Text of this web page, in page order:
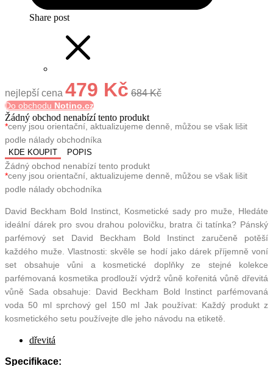
Share post
nejlepší cena 479 Kč 684 Kč
Do obchodu Notino.cz
Žádný obchod nenabízí tento produkt
*ceny jsou orientační, aktualizujeme denně, můžou se však lišit
podle nálady obchodníka
KDE KOUPIT POPIS
Žádný obchod nenabízí tento produkt
*ceny jsou orientační, aktualizujeme denně, můžou se však lišit
podle nálady obchodníka
David Beckham Bold Instinct, Kosmetické sady pro muže, Hledáte
ideální dárek pro svou drahou polovičku, bratra či tatínka? Pánský
parfémový set David Beckham Bold Instinct zaručeně potěší
každého muže. Vlastnosti: skvěle se hodí jako dárek příjemně voní
set obsahuje vůni a kosmetické doplňky ze stejné kolekce
parfémovaná kosmetika prodlouží výdrž vůně kořenitá vůně dřevitá
vůně Sada obsahuje: David Beckham Bold Instinct parfémovaná
voda 50 ml sprchový gel 150 ml Jak používat: Každý produkt z
kosmetického setu používejte dle jeho návodu na etiketě.
dřevitá
Specifikace: